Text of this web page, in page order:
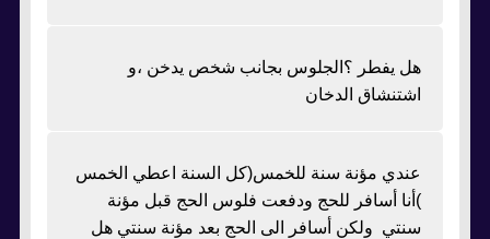
هل يفطر ؟الجلوس بجانب شخص يدخن ،و
اشتنشاق الدخان
عندي مؤنة سنة للخمس(كل السنة اعطي الخمس
)أنا أسافر للحج ودفعت فلوس الحج قبل مؤنة
سنتي ولكن أسافر الى الحج بعد مؤنة سنتي هل